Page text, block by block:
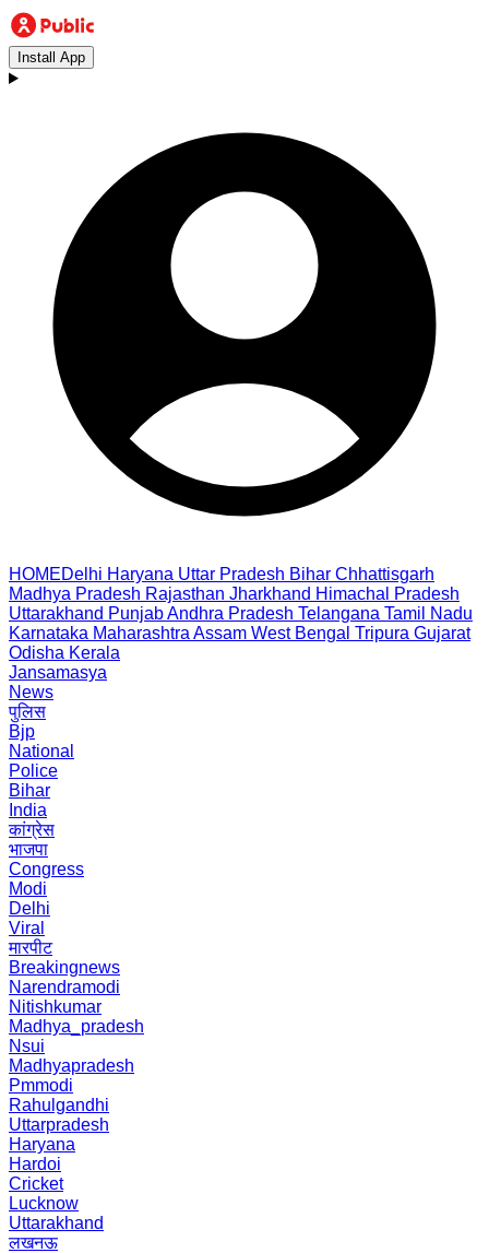
Install App
HOMEDelhi Haryana Uttar Pradesh Bihar Chhattisgarh
Madhya Pradesh Rajasthan Jharkhand Himachal Pradesh
Uttarakhand PunjabAndhra Pradesh Telangana Tamil Nadu
Karnataka Maharashtra Assam West Bengal Tripura Gujarat
Odisha Kerala
Jansamasya
News
पुलिस
Bjp
National
Police
Bihar
India
कांग्रेस
भाजपा
Congress
Modi
Delhi
Viral
मारपीट
Breakingnews
Narendramodi
Nitishkumar
Madhya_pradesh
Nsui
Madhyapradesh
Pmmodi
Rahulgandhi
Uttarpradesh
Haryana
Hardoi
Cricket
Lucknow
Uttarakhand
लखनऊ